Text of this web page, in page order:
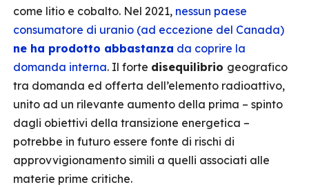
come litio e cobalto. Nel 2021, nessun paese
consumatore di uranio (ad eccezione del Canada)
ne ha prodotto abbastanza da coprire la
domanda interna. Il forte disequilibrio geografico
tra domanda ed offerta dell’elemento radioattivo,
unito ad un rilevante aumento della prima – spinto
dagli obiettivi della transizione energetica –
potrebbe in futuro essere fonte di rischi di
approvvigionamento simili a quelli associati alle
materie prime critiche.